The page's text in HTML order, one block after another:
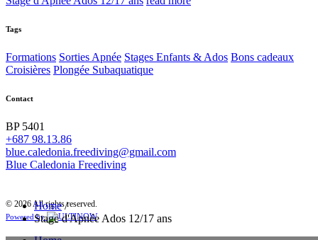
Home/
Stage d'Apnée Ados 12/17 ans
Tags
Formations Sorties Apnée Stages Enfants & Ados Bons cadeaux
Croisières Plongée Subaquatique
Contact
BP 5401
+687 98.13.86
blue.caledonia.freediving@gmail.com
Blue Caledonia Freediving
© 2026 All rights reserved.
Powered by